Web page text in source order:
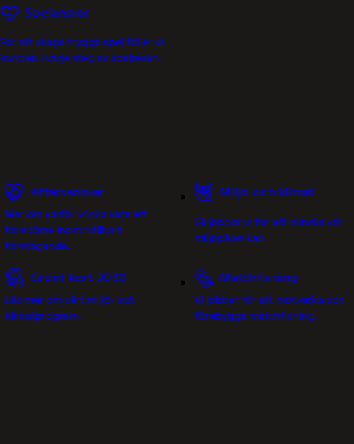
Spelansvar
För att skapa trygga spel följer vi
kunden i varje steg av spelresan.
Affärsansvar
Mer om varför vi ska vara ett
föredöme inom hållbart
företagande.
Miljö och klimat
Så jobbar vi för att minska vår
miljöpåverkan.
Grönt kort 2030
Läs mer om vårt miljö- och
klimatprogram.
Matchfixning
Vi jobbar för att motverka och
förebygga matchfixning.